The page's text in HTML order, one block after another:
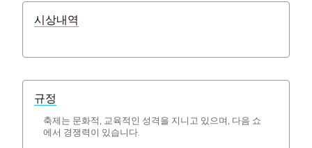
시상내역
규정
축제는 문화적, 교육적인 성격을 지니고 있으며, 다음 쇼
에서 경쟁력이 있습니다.